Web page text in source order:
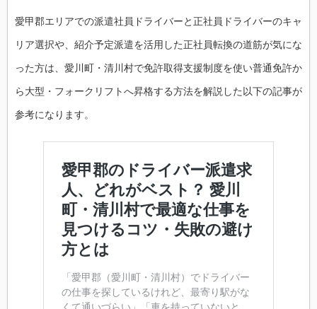
愛甲郡エリアでの派遣社員ドライバーと正社員ドライバーのキャ
リア選択や、紹介予定派遣を活用した正社員転換の道筋が気にな
った方は、愛川町・清川村で免許取得支援制度を使い普通免許か
ら大型・フォークリフトへ昇格する方法を解説した以下の記事が
参考になります。